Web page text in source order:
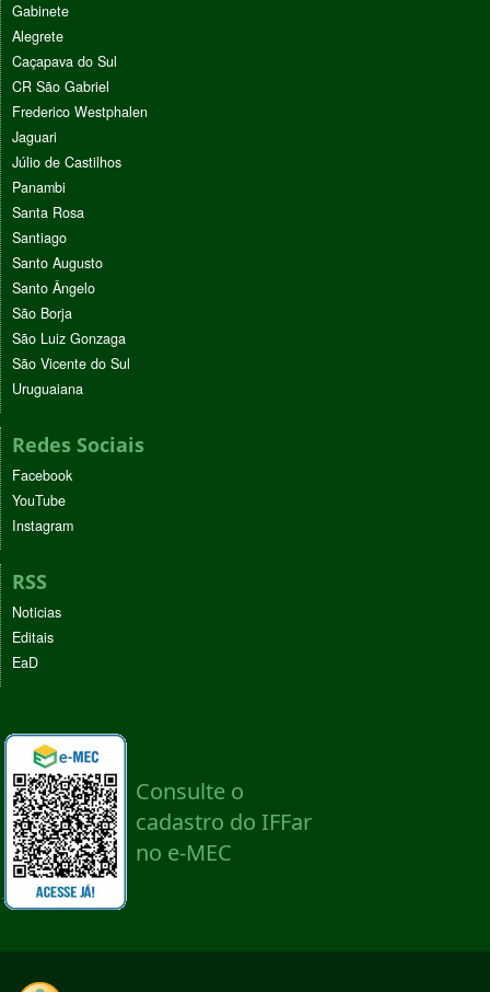
Gabinete
Alegrete
Caçapava do Sul
CR São Gabriel
Frederico Westphalen
Jaguari
Júlio de Castilhos
Panambi
Santa Rosa
Santiago
Santo Augusto
Santo Ângelo
São Borja
São Luiz Gonzaga
São Vicente do Sul
Uruguaiana
Redes Sociais
Facebook
YouTube
Instagram
RSS
Noticias
Editais
EaD